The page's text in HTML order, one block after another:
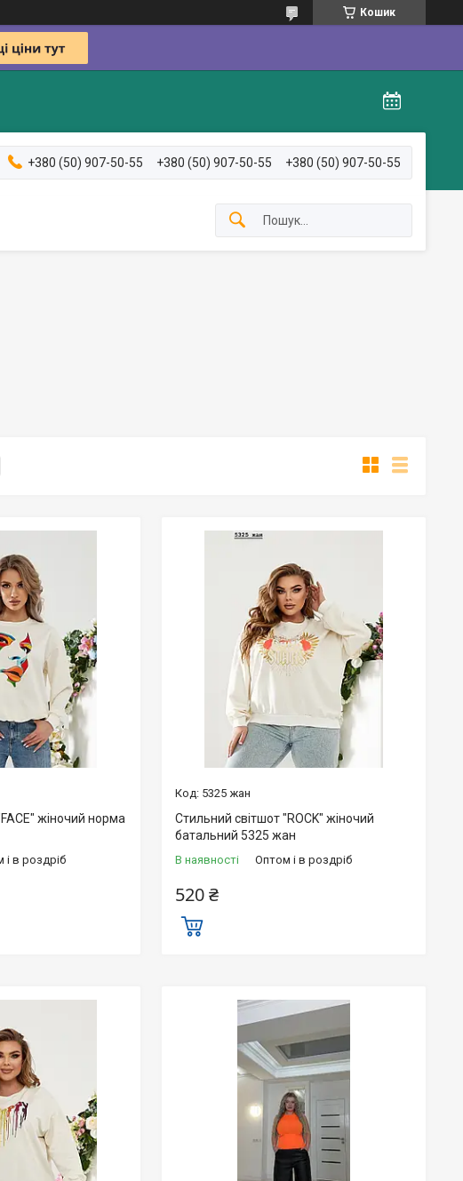
Кошик
+380 (50) 907-50-55 +380 (50) 907-50-55 +380 (50) 907-50-55
жіночий норма
і в роздріб
5325 жан
Стильний світшот "ROCK" жіночий
батальний 5325 жан
В наявності Оптом і в роздріб
520 ₴